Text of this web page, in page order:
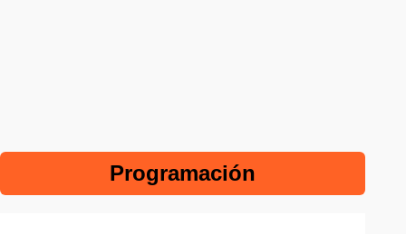
Programación